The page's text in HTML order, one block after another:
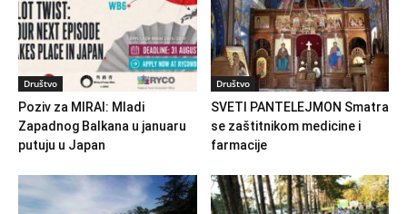
Društvo
Poziv za MIRAI: Mladi
Zapadnog Balkana u januaru
putuju u Japan
Društvo
SVETI PANTELEJMON Smatra
se zaštitnikom medicine i
farmacije